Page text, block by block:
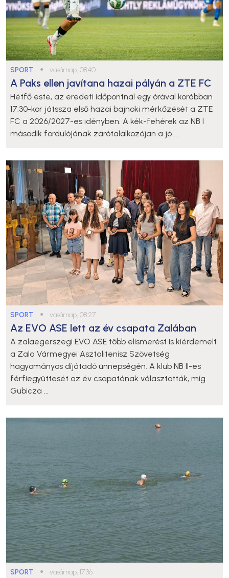
SPORT ● vasárnap, 08:40
A Paks ellen javítana hazai pályán a ZTE FC
Hétfő este, az eredeti időpontnál egy órával korábban
17:30-kor játssza első hazai bajnoki mérkőzését a ZTE
FC a 2026/2027-es idényben. A kék-fehérek az NB I
második fordulójának zárótalálkozóján a jó ...
SPORT ● vasárnap, 08:27
Az EVO ASE lett az év csapata Zalában
A zalaegerszegi EVO ASE több elismerést is kiérdemelt
a Zala Vármegyei Asztalitenisz Szövetség
hagyományos díjátadó ünnepségén. A klub NB II-es
férfiegyüttesét az év csapatának választották, míg
Gubicza ...
SPORT ● vasárnap, 17:36